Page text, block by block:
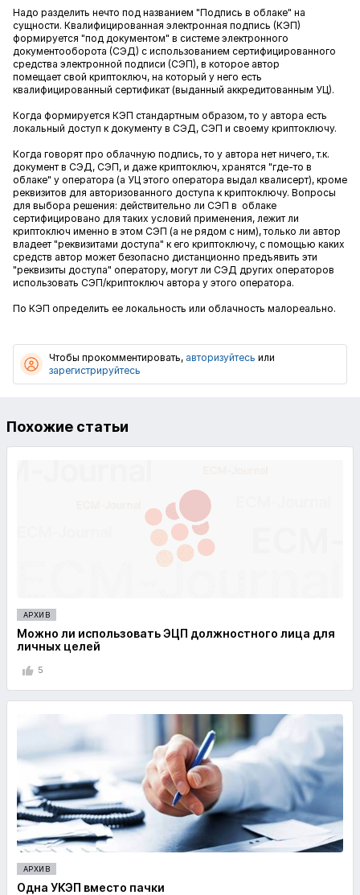
Надо разделить нечто под названием "Подпись в облаке" на
сущности. Квалифицированная электронная подпись (КЭП)
формируется "под документом" в системе электронного
документооборота (СЭД) с использованием сертифицированного
средства электронной подписи (СЭП), в которое автор
помещает свой криптоключ, на который у него есть
квалифицированный сертификат (выданный аккредитованным УЦ).
Когда формируется КЭП стандартным образом, то у автора есть
локальный доступ к документу в СЭД, СЭП и своему криптоключу.
Когда говорят про облачную подпись, то у автора нет ничего, т.к.
документ в СЭД, СЭП, и даже криптоключ, хранятся "где-то в
облаке" у оператора (а УЦ этого оператора выдал квалисерт), кроме
реквизитов для авторизованного доступа к криптоключу. Вопросы
для выбора решения: действительно ли СЭП в облаке
сертифицировано для таких условий применения, лежит ли
криптоключ именно в этом СЭП (а не рядом с ним), только ли автор
владеет "реквизитами доступа" к его криптоключу, с помощью каких
средств автор может безопасно дистанционно предъявить эти
"реквизиты доступа" оператору, могут ли СЭД других операторов
использовать СЭП/криптоключ автора у этого оператора.
По КЭП определить ее локальность или облачность малореально.
Чтобы прокомментировать, авторизуйтесь или
зарегистрируйтесь
Похожие статьи
АРХИВ
Можно ли использовать ЭЦП должностного лица для
личных целей
5
АРХИВ
Одна УКЭП вместо пачки